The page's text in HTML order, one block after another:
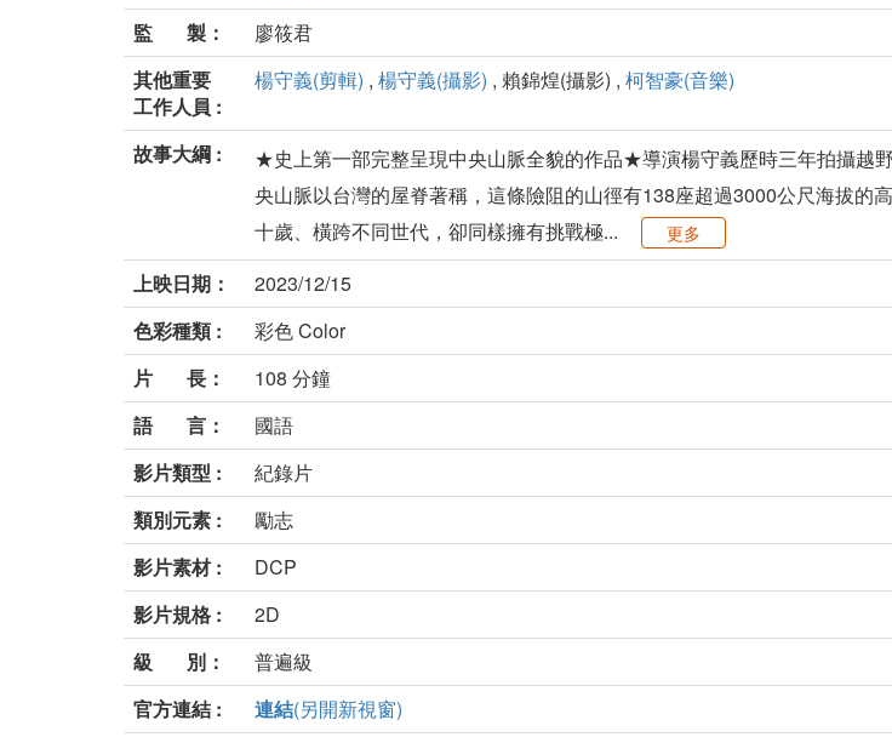
監 製：
廖筱君
其他重要
工作人員 :
楊守義(剪輯) , 楊守義(攝影) , 賴錦煌(攝影) , 柯智豪(音樂)
故事大綱 :
★史上第一部完整呈現中央山脈全貌的作品★導演楊守義歷時三年拍攝越
央山脈以台灣的屋脊著稱，這條險阻的山徑有138座超過3000公尺海拔
十歲、橫跨不同世代，卻同樣擁有挑戰極...
更多
上映日期：
2023/12/15
色彩種類 :
彩色 Color
片 長：
108 分鐘
語 言：
國語
影片類型 :
紀錄片
類別元素 :
勵志
影片素材 :
DCP
影片規格 :
2D
級 別：
普遍級
官方連結 :
連結(另開新視窗)